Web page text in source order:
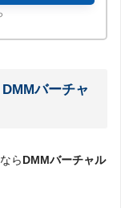
バーチャ
らDMMバーチャル